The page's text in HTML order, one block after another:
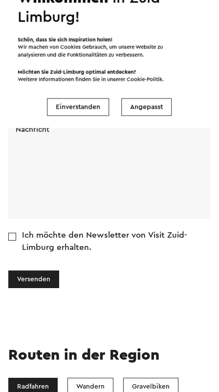
Blick hinein? Sehen Sie sich die360-Grad-Tour an
Dieser Text wurde mit Hilfe eines Online-
auf "Senden" gesendet. Unsere
Datenschutzerklärung erläutert, wie Visit Zuid-
Limburg mit Ihren persönlichen Daten umgeht.
E-Mail Adresse
Nachricht
Ich möchte den Newsletter von Visit Zuid-
Limburg erhalten.
Versenden
Routen in der Region
Radfahren Wandern Gravelbiken
Limburg!
Schön, dass Sie sich Inspiration holen!
Wir machen von Cookies Gebrauch, um unsere Website zu
analysieren und die Funktionalitäten zu verbessern.
Möchten Sie Zuid-Limburg optimal entdecken?
Weitere Informationen finden Sie in unsererCookie-Politik.
Einverstanden Angepasst